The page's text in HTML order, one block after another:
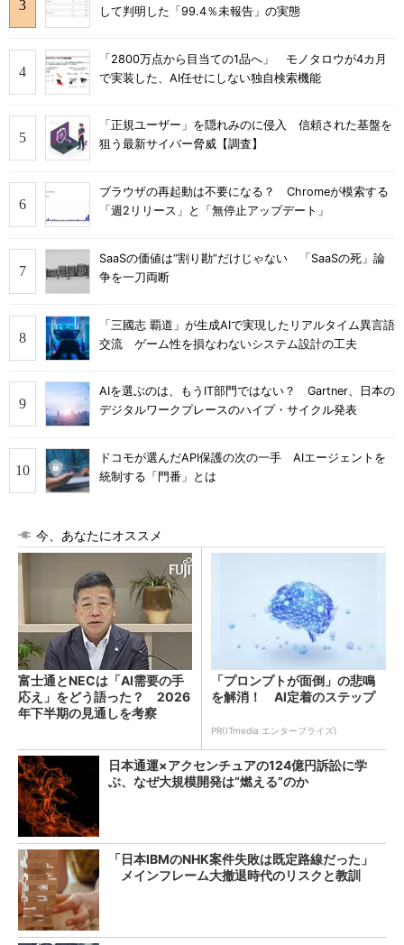
して判明した「99.4％未報告」の実態
「2800万点から目当ての1品へ」 モノタロウが4カ月
で実装した、AI任せにしない独自検索機能
「正規ユーザー」を隠れみのに侵入 信頼された基盤を
狙う最新サイバー脅威【調査】
ブラウザの再起動は不要になる？ Chromeが模索する
「週2リリース」と「無停止アップデート」
SaaSの価値は“割り勘”だけじゃない 「SaaSの死」論
争を一刀両断
「三國志 覇道」が生成AIで実現したリアルタイム異言語
交流 ゲーム性を損なわないシステム設計の工夫
AIを選ぶのは、もうIT部門ではない？ Gartner、日本の
デジタルワークプレースのハイプ・サイクル発表
ドコモが選んだAPI保護の次の一手 AIエージェントを
統制する「門番」とは
今、あなたにオススメ
富士通とNECは「AI需要の手
応え」をどう語った？ 2026
年下半期の見通しを考察
「プロンプトが面倒」の悲鳴
を解消！ AI定着のステップ
PR(ITmedia エンタープライズ)
日本通運×アクセンチュアの124億円訴訟に学
ぶ、なぜ大規模開発は“燃える”のか
「日本IBMのNHK案件失敗は既定路線だった」
メインフレーム大撤退時代のリスクと教訓